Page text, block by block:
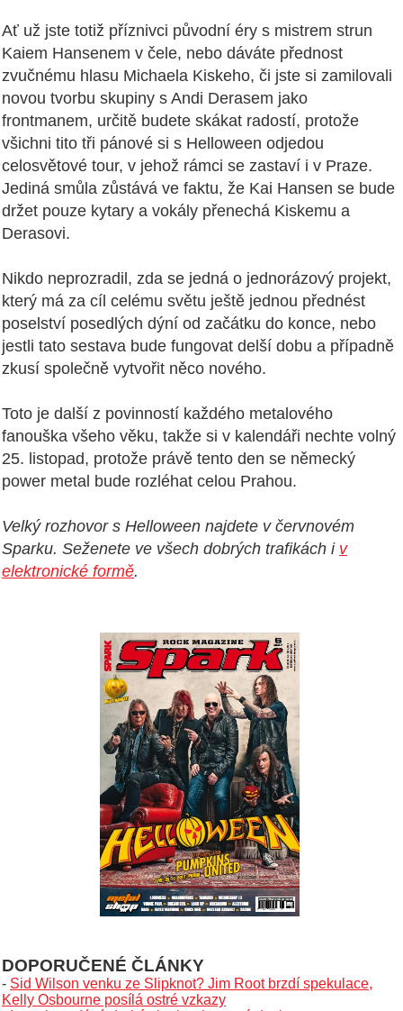
Ať už jste totiž příznivci původní éry s mistrem strun
Kaiem Hansenem v čele, nebo dáváte přednost
zvučnému hlasu Michaela Kiskeho, či jste si zamilovali
novou tvorbu skupiny s Andi Derasem jako
frontmanem, určitě budete skákat radostí, protože
všichni tito tři pánové si s Helloween odjedou
celosvětové tour, v jehož rámci se zastaví i v Praze.
Jediná smůla zůstává ve faktu, že Kai Hansen se bude
držet pouze kytary a vokály přenechá Kiskemu a
Derasovi.
Nikdo neprozradil, zda se jedná o jednorázový projekt,
který má za cíl celému světu ještě jednou přednést
poselství posedlých dýní od začátku do konce, nebo
jestli tato sestava bude fungovat delší dobu a případně
zkusí společně vytvořit něco nového.
Toto je další z povinností každého metalového
fanouška všeho věku, takže si v kalendáři nechte volný
25. listopad, protože právě tento den se německý
power metal bude rozléhat celou Prahou.
Velký rozhovor s Helloween najdete v červnovém
Sparku. Seženete ve všech dobrých trafikách i v
elektronické formě.
DOPORUČENÉ ČLÁNKY
- Sid Wilson venku ze Slipknot? Jim Root brzdí spekulace,
Kelly Osbourne posílá ostré vzkazy